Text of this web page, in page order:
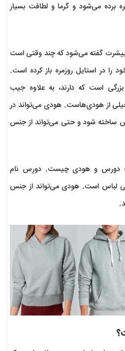
برده می‌شود و گرما و لطافت بسیار
گفته می‌شود که چند وقتی است
در استایل روزمره باز کرده است.
است که دارند، به علاوه جیب
از هودی‌هاست. هودی می‌تواند در
ساخته شود و حتی می‌تواند از جنس
دورس و هودی چیست. دورس نام
لباس است. هودی می‌تواند از جنس